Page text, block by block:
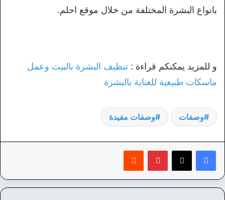
بانواع البشرة المختلفة من خلال موقع احلم.
و للمزيد يمكنكم قراءة : تنظيف البشرة بالبيت وعمل
ماسكات طبيعية للعناية بالبشرة
وصفات وصفات مفيدة
بينتيريست